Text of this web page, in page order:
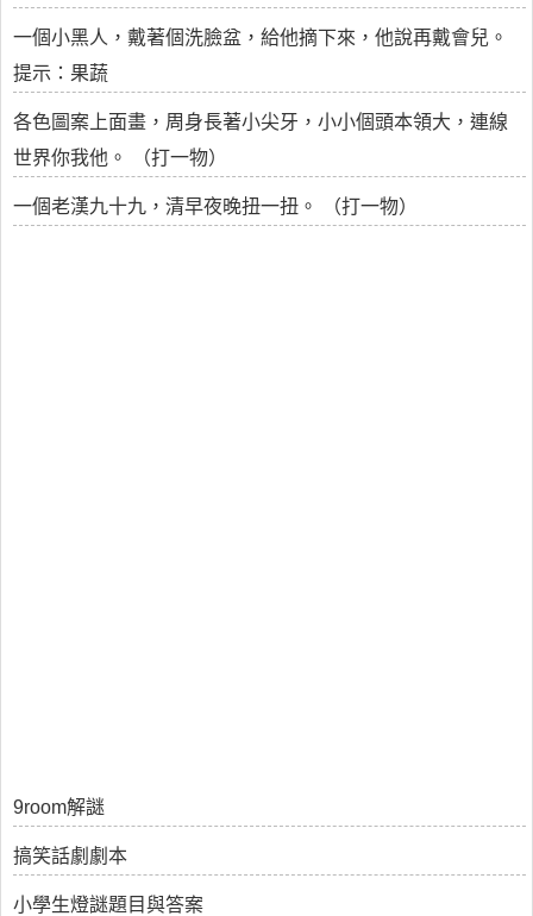
一個小黑人，戴著個洗臉盆，給他摘下來，他說再戴會兒。
提示：果蔬
各色圖案上面畫，周身長著小尖牙，小小個頭本領大，連線
世界你我他。 （打一物）
一個老漢九十九，清早夜晚扭一扭。 （打一物）
9room解謎
搞笑話劇劇本
小學生燈謎題目與答案